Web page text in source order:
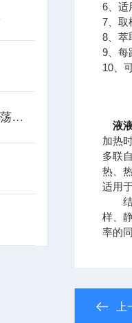
全自动液液萃取仪和垂直振荡器的区别
6、适
7、取
8、萃
9、每
10、
液
加热
多联
热、
适用
结合
样、
率的